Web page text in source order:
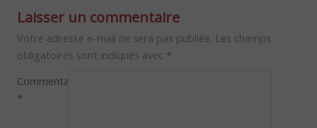
Laisser un commentaire
Votre adresse e-mail ne sera pas publiée. Les champs
obligatoires sont indiqués avec *
Commentaire
*